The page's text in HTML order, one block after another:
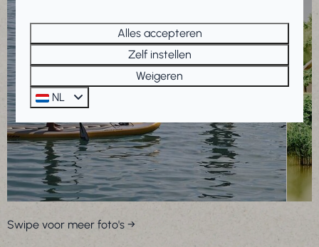
Swipe voor meer foto's →
Alles accepteren
Zelf instellen
Weigeren
NL